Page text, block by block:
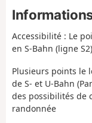
Accessibilité : Le
en S-Bahn (ligne S2)
Plusieurs points le
de S- et U-Bahn
des possibilités de
randonnée